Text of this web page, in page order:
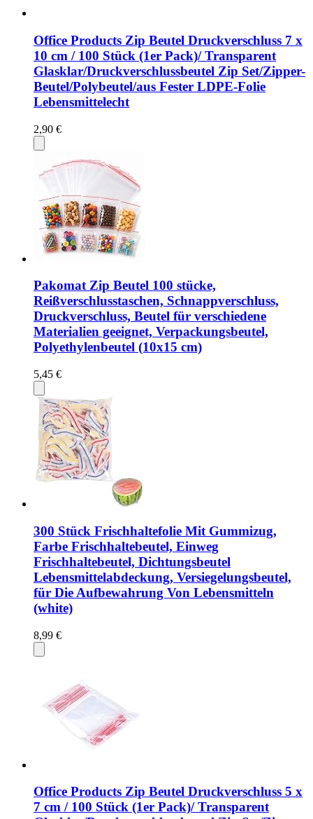
Office Products Zip Beutel Druckverschluss 7 x
10 cm / 100 Stück (1er Pack)/ Transparent
Glasklar/Druckverschlussbeutel Zip Set/Zipper-
Beutel/Polybeutel/aus Fester LDPE-Folie
Lebensmittelecht
2,90 €
Pakomat Zip Beutel 100 stücke,
Reißverschlusstaschen, Schnappverschluss,
Druckverschluss, Beutel für verschiedene
Materialien geeignet, Verpackungsbeutel,
Polyethylenbeutel (10x15 cm)
5,45 €
300 Stück Frischhaltefolie Mit Gummizug,
Farbe Frischhaltebeutel, Einweg
Frischhaltebeutel, Dichtungsbeutel
Lebensmittelabdeckung, Versiegelungsbeutel,
für Die Aufbewahrung Von Lebensmitteln
(white)
8,99 €
Office Products Zip Beutel Druckverschluss 5 x
7 cm / 100 Stück (1er Pack)/ Transparent